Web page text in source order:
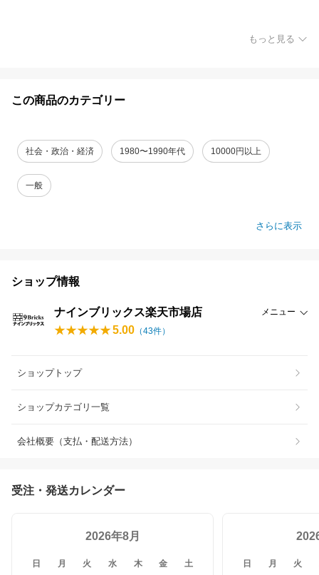
もっと見る
この商品のカテゴリー
社会・政治・経済 1980〜1990年代 10000円以上
一般
さらに表示
ショップ情報
ナインブリックス楽天市場店 メニュー
5.00 （43件）
ショップトップ
ショップカテゴリ一覧
会社概要（支払・配送方法）
受注・発送カレンダー
2026年8月
日 月 火 水 木 金 土 日 月 火